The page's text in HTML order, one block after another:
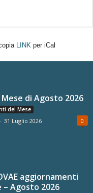
LINK per iCal
di Agosto 2026
del Mese
31 Luglio 2026 0
aggiornamenti
– Agosto 2026